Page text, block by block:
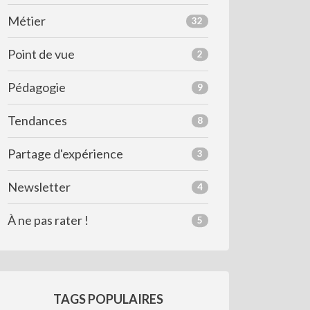
Métier 32
Point de vue 2
Pédagogie 9
Tendances 8
Partage d'expérience 3
Newsletter 4
À ne pas rater ! 5
TAGS POPULAIRES